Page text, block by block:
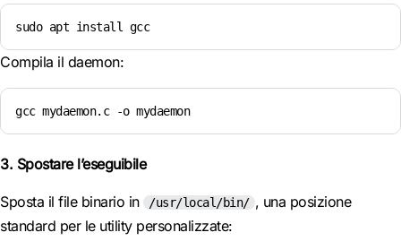
sudo apt install gcc
Compila il daemon:
gcc mydaemon.c -o mydaemon
3. Spostare l’eseguibile
Sposta il file binario in /usr/local/bin/ , una posizione
standard per le utility personalizzate: